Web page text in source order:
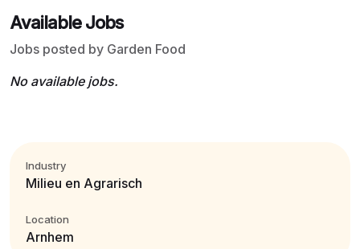
Available Jobs
Jobs posted by Garden Food
No available jobs.
Industry
Milieu en Agrarisch
Location
Arnhem